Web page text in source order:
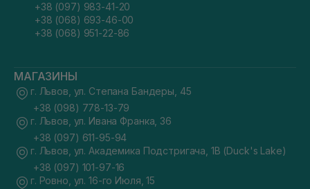
+38 (097) 983-41-20
+38 (068) 693-46-00
+38 (068) 951-22-86
МАГАЗИНЫ
г. Львов, ул. Степана Бандеры, 45
+38 (098) 778-13-79
г. Львов, ул. Ивана Франка, 36
+38 (097) 611-95-94
г. Львов, ул. Академика Подстригача, 1В (Duck's Lake)
+38 (097) 101-97-16
г. Ровно, ул. 16-го Июля, 15